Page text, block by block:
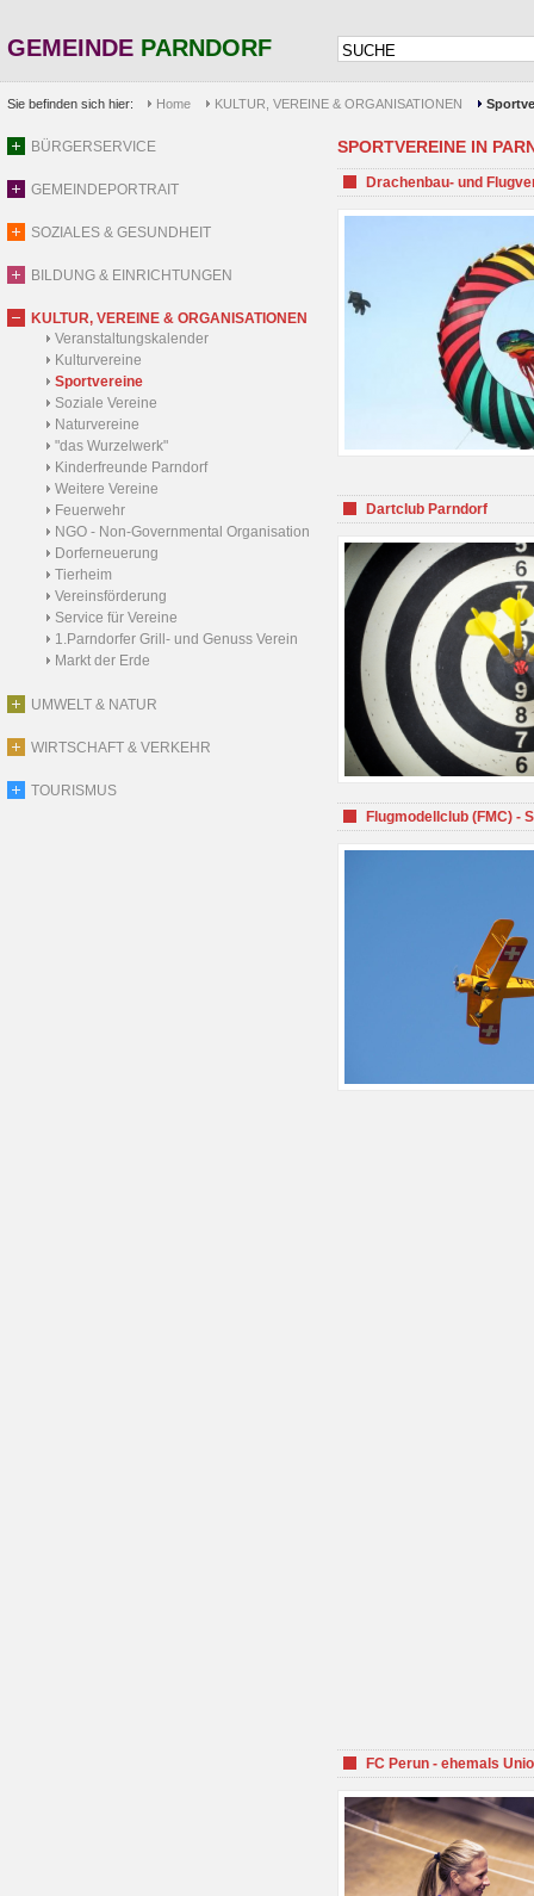
GEMEINDE PARNDORF
Sie befinden sich hier: Home KULTUR, VEREINE & ORGANISATIONEN
BÜRGERSERVICE
GEMEINDEPORTRAIT
SOZIALES & GESUNDHEIT
BILDUNG & EINRICHTUNGEN
KULTUR, VEREINE & ORGANISATIONEN
Veranstaltungskalender
Kulturvereine
Sportvereine
Soziale Vereine
Naturvereine
"das Wurzelwerk"
Kinderfreunde Parndorf
Weitere Vereine
Feuerwehr
NGO - Non-Governmental Organisation
Dorferneuerung
Tierheim
Vereinsförderung
Service für Vereine
1.Parndorfer Grill- und Genuss Verein
Markt der Erde
UMWELT & NATUR
WIRTSCHAFT & VERKEHR
TOURISMUS
SPORTVEREINE IN
Drachenbau- und
Dartclub Parndorf
Flugmodellclub (FMC) -
FC Perun - ehemals